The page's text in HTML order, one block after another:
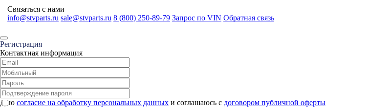
Связаться с нами
info@stvparts.ru sale@stvparts.ru 8 (800) 250-89-79 Запрос по VIN Обратная связь
Регистрация
Контактная информация
Даю согласие на обработку персональных данных и соглашаюсь с договором публичной оферты